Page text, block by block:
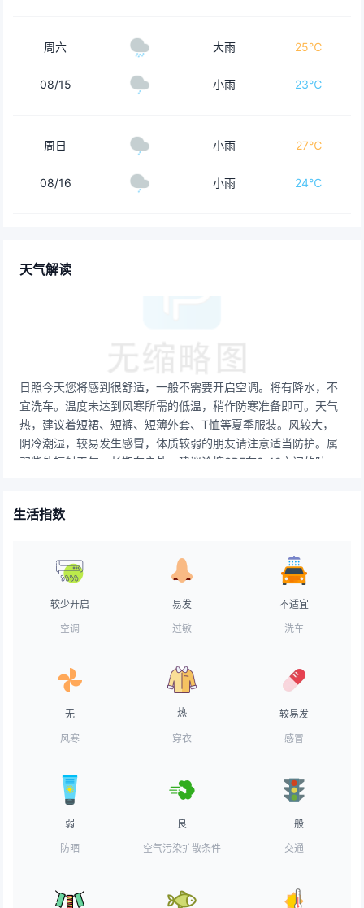
周六 大雨 25℃
08/15 小雨 23℃
周日 小雨 27℃
08/16 小雨 24℃
天气解读
日照今天您将感到很舒适，一般不需要开启空调。将有降水，不
宜洗车。温度未达到风寒所需的低温，稍作防寒准备即可。天气
热，建议着短裙、短裤、短薄外套、T恤等夏季服装。风较大，
阴冷潮湿，较易发生感冒，体质较弱的朋友请注意适当防护。属
弱紫外辐射天气，长期在户外，建议涂擦SPF在8-12之间的防晒
心驾驶。有降水，不适宜晾晒。若需要晾晒，请在室内准备出充
日中十分难得，可以告别暑气漫漫啦~天气较热，建议用露质面
霜打底，水质无油粉底霜，透明粉饼，粉质胭脂。
生活指数
较少开启
空调
易发
过敏
不适宜
洗车
无
风寒
热
穿衣
较易发
感冒
弱
防晒
良
空气污染扩散条件
一般
交通